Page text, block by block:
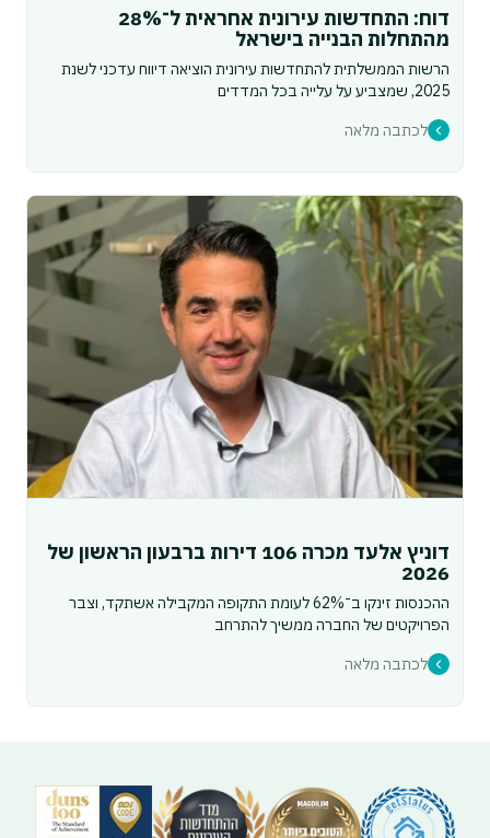
דוח: התחדשות עירונית אחראית ל־28%
מהתחלות הבנייה בישראל
הרשות הממשלתית להתחדשות עירונית הוציאה דיווח עדכני לשנת
2025, שמצביע על עלייה בכל המדדים
לכתבה מלאה
דוניץ אלעד מכרה 106 דירות ברבעון הראשון של
2026
ההכנסות זינקו ב־62% לעומת התקופה המקבילה אשתקד, וצבר
הפרויקטים של החברה ממשיך להתרחב
לכתבה מלאה